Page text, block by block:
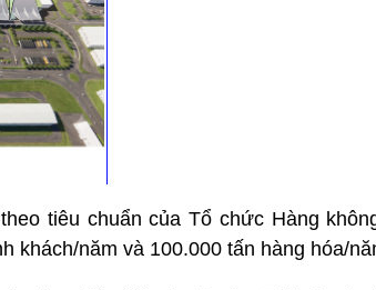
tiêu chuẩn của Tổ chức Hàng
khách/năm và 100.000 tấn hàng hóa/